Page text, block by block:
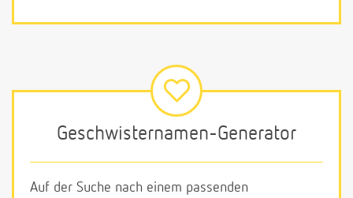
Geschwisternamen-Generator
Auf der Suche nach einem passenden